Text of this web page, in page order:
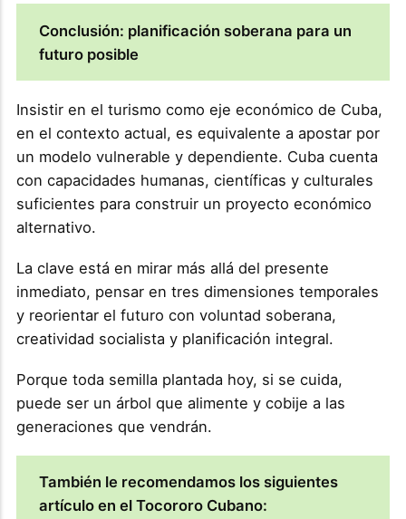
Conclusión: planificación soberana para un
futuro posible
Insistir en el turismo como eje económico de Cuba,
en el contexto actual, es equivalente a apostar por
un modelo vulnerable y dependiente. Cuba cuenta
con capacidades humanas, científicas y culturales
suficientes para construir un proyecto económico
alternativo.
La clave está en mirar más allá del presente
inmediato, pensar en tres dimensiones temporales
y reorientar el futuro con voluntad soberana,
creatividad socialista y planificación integral.
Porque toda semilla plantada hoy, si se cuida,
puede ser un árbol que alimente y cobije a las
generaciones que vendrán.
También le recomendamos los siguientes
artículo en el Tocororo Cubano: